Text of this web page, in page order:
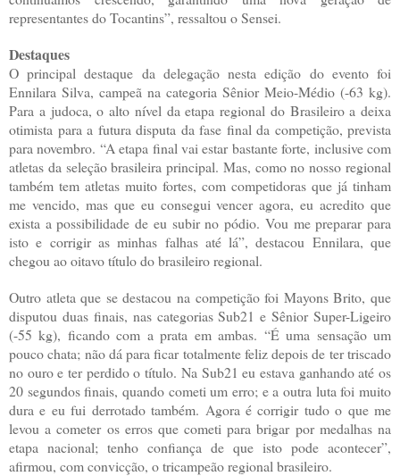
representantes do Tocantins”, ressaltou o Sensei.
Destaques
O principal destaque da delegação nesta edição do evento foi
Ennilara Silva, campeã na categoria Sênior Meio-Médio (-63 kg).
Para a judoca, o alto nível da etapa regional do Brasileiro a deixa
otimista para a futura disputa da fase final da competição, prevista
para novembro. “A etapa final vai estar bastante forte, inclusive com
atletas da seleção brasileira principal. Mas, como no nosso regional
também tem atletas muito fortes, com competidoras que já tinham
me vencido, mas que eu consegui vencer agora, eu acredito que
exista a possibilidade de eu subir no pódio. Vou me preparar para
isto e corrigir as minhas falhas até lá”, destacou Ennilara, que
chegou ao oitavo título do brasileiro regional.
Outro atleta que se destacou na competição foi Mayons Brito, que
disputou duas finais, nas categorias Sub21 e Sênior Super-Ligeiro
(-55 kg), ficando com a prata em ambas. “É uma sensação um
pouco chata; não dá para ficar totalmente feliz depois de ter triscado
no ouro e ter perdido o título. Na Sub21 eu estava ganhando até os
20 segundos finais, quando cometi um erro; e a outra luta foi muito
dura e eu fui derrotado também. Agora é corrigir tudo o que me
levou a cometer os erros que cometi para brigar por medalhas na
etapa nacional; tenho confiança de que isto pode acontecer”,
afirmou, com convicção, o tricampeão regional brasileiro.